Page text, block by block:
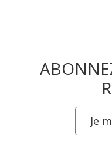
Je